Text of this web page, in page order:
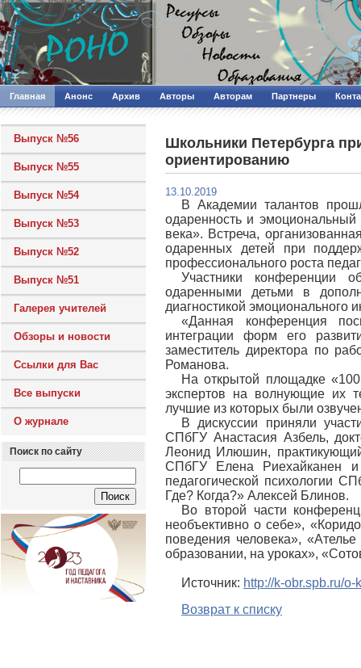
Главная Анонс Архив Авторы Авторам Партнеры
Выпуск №56
Выпуск №55
Выпуск №54
Выпуск №53
Выпуск №52
Выпуск №51
Галерея учителей
Обзоры и новости
Ссылки для Вас
Все выпуски
О журнале
Поиск по сайту
Школьники Петербурга
ориентированию
13.10.2019
В Академии талантов
одаренность и
века». Встреча,
одаренных детей при
профессионального роста
Участники конференции
одаренными детьми в
диагностикой эмоционального
«Данная конференция
интеграции форм его
заместитель директора по
Романова.
На открытой площадке
экспертов на волнующие их
лучшие из которых были
В дискуссии приняли
СПбГУ Анастасия Азбель,
Леонид Илюшин,
СПбГУ Елена Риехайканен и
педагогической психологии
Где? Когда?» Алексей Блинов.
Во второй части
необъективно о себе»,
поведения человека»,
образовании, на уроках»,
Источник: http://k-obr.spb.ru/
Возврат к списку